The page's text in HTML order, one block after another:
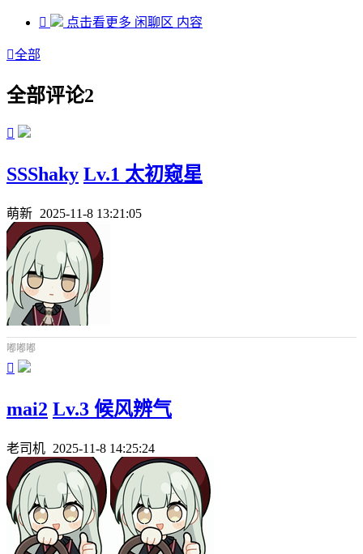
 点击看更多 闲聊区 内容
全部
全部评论2

SSShaky Lv.1 太初窥星
萌新 2025-11-8 13:21:05
嘟嘟嘟

mai2 Lv.3 候风辨气
老司机 2025-11-8 14:25:24